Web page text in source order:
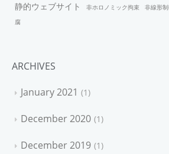
静的ウェブサイト 非ホロノミック拘束 非線形
腐
ARCHIVES
January 2021
1
December 2020 1
December 2019 1